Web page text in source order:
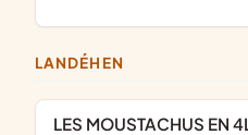
LANDÉHEN
LES MOUSTACHUS EN 4L